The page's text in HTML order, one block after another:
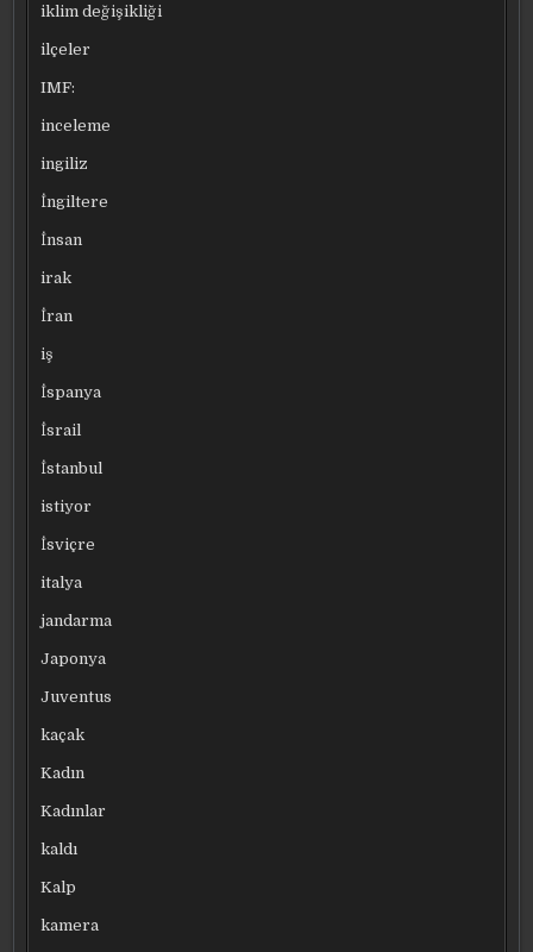
iklim değişikliği
ilçeler
IMF:
inceleme
ingiliz
İngiltere
İnsan
irak
İran
iş
İspanya
İsrail
İstanbul
istiyor
İsviçre
italya
jandarma
Japonya
Juventus
kaçak
Kadın
Kadınlar
kaldı
Kalp
kamera